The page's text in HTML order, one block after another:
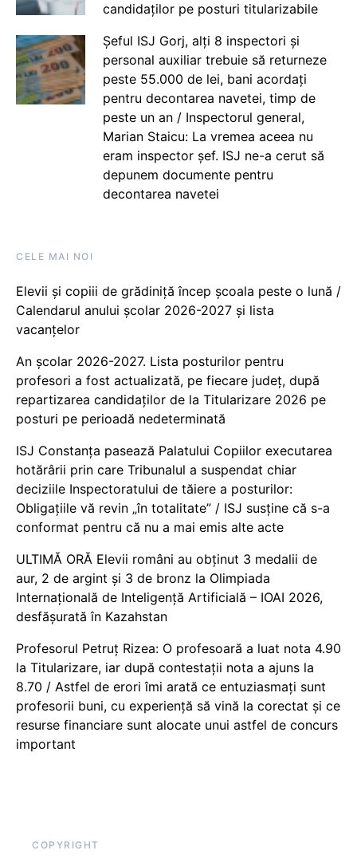
candidaților pe posturi titularizabile
Șeful ISJ Gorj, alți 8 inspectori și
personal auxiliar trebuie să returneze
peste 55.000 de lei, bani acordați
pentru decontarea navetei, timp de
peste un an / Inspectorul general,
Marian Staicu: La vremea aceea nu
eram inspector șef. ISJ ne-a cerut să
depunem documente pentru
decontarea navetei
CELE MAI NOI
Elevii și copiii de grădiniță încep școala peste o lună /
Calendarul anului școlar 2026-2027 și lista
vacanțelor
An școlar 2026-2027. Lista posturilor pentru
profesori a fost actualizată, pe fiecare județ, după
repartizarea candidaților de la Titularizare 2026 pe
posturi pe perioadă nedeterminată
ISJ Constanța pasează Palatului Copiilor executarea
hotărârii prin care Tribunalul a suspendat chiar
deciziile Inspectoratului de tăiere a posturilor:
Obligațiile vă revin „în totalitate” / ISJ susține că s-a
conformat pentru că nu a mai emis alte acte
ULTIMĂ ORĂ Elevii români au obținut 3 medalii de
aur, 2 de argint și 3 de bronz la Olimpiada
Internațională de Inteligență Artificială – IOAI 2026,
desfășurată în Kazahstan
Profesorul Petruț Rizea: O profesoară a luat nota 4.90
la Titularizare, iar după contestații nota a ajuns la
8.70 / Astfel de erori îmi arată ce entuziasmați sunt
profesorii buni, cu experiență să vină la corectat și ce
resurse financiare sunt alocate unui astfel de concurs
important
COPYRIGHT